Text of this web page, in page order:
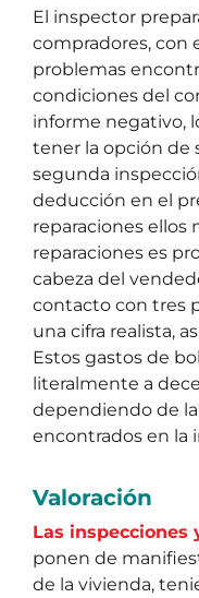
El inspector
compradores, con
problemas
condiciones del
informe negativo,
tener la opción de
segunda
deducción en el
reparaciones ellos
reparaciones es
cabeza del
contacto con tres
una cifra realista,
Estos gastos de
literalmente a
dependiendo de
encontrados en la
Valoración
Las inspecciones
ponen de
de la vivienda,